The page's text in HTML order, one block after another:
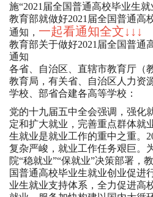
施“2021届全国普通高校毕业生
教育部就做好2021届全国普通高
通知， 一起看通知全文↓↓↓
教育部关于做好2021届全国普通
通知
各省、自治区、直辖市教育厅（
教育局，有关省、自治区人力资
学校、部省合建各高等学校：
党的十九届五中全会强调，强化
定和扩大就业，完善重点群体就
生就业是就业工作的重中之重。
复杂严峻，就业工作任务艰巨。
院“稳就业”“保就业”决策部署，
国普通高校毕业生就业创业促进
业生就业支持体系，全力促进高